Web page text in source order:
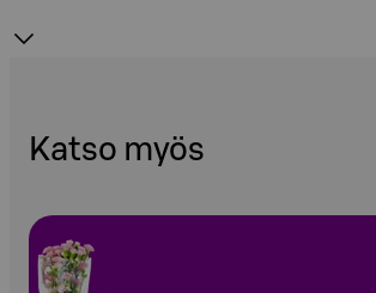
Katso myös